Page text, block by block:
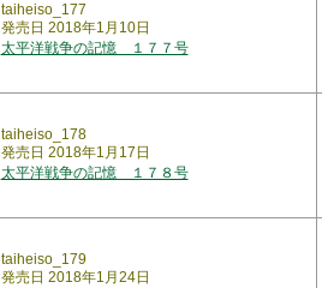
taiheiso_177
発売日 2018年1月10日
太平洋戦争の記憶 １７７号
taiheiso_178
発売日 2018年1月17日
太平洋戦争の記憶 １７８号
taiheiso_179
発売日 2018年1月24日